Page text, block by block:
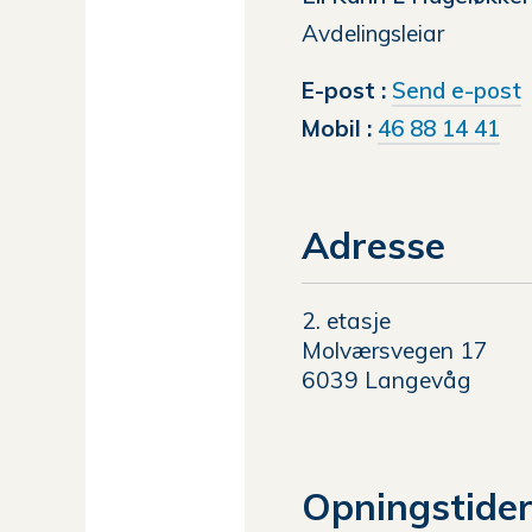
Avdelingsleiar
E-post
Send e-posttil
Mobil 46 88 14 41
Adresse
2. etasje
Molværsvegen 17
6039 Langevåg
Opningstider